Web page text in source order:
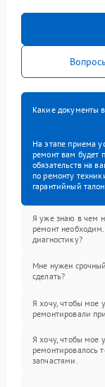
Какие документы
На этапе приема
ремонт вам будет
обязательств на
по ремонту
гарантийный
Я уже знаю в чем
ремонт
диагностику?
Мне нужен
сделать?
Я хочу, чтобы мое
ремонтировали
Я хочу, чтобы мое
ремонтировалось
запчастями.